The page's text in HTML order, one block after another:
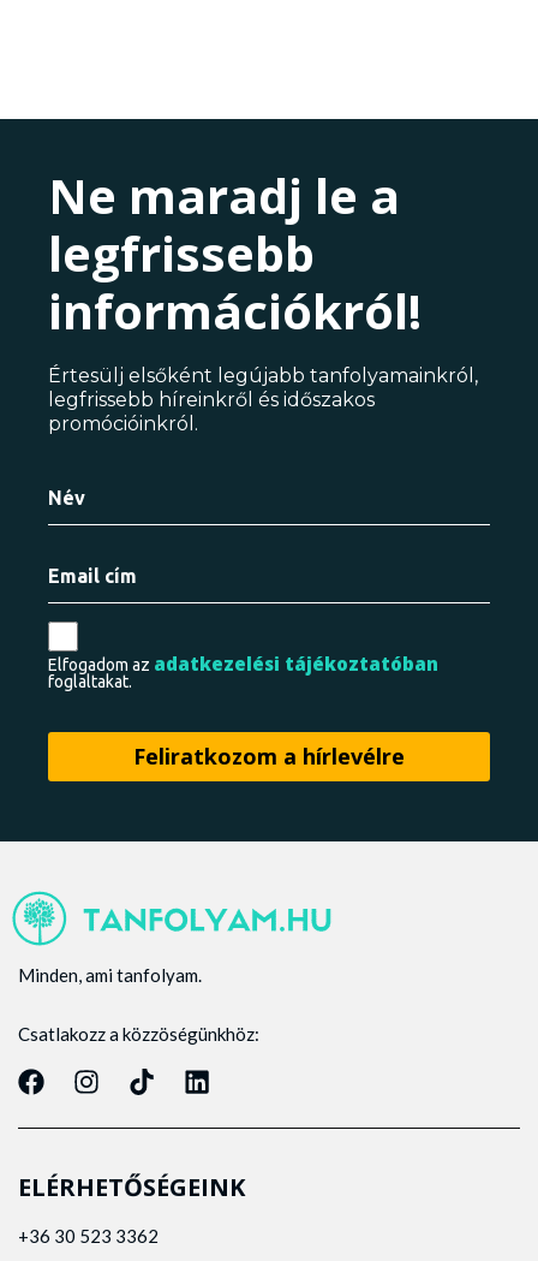
Ne maradj le a
legfrissebb
információkról!
Értesülj elsőként legújabb tanfolyamainkról,
legfrissebb híreinkről és időszakos
promócióinkról.
Elfogadom az adatkezelési tájékoztatóban
foglaltakat.
Minden, ami tanfolyam.
Csatlakozz a közzöségünkhöz:
ELÉRHETŐSÉGEINK
+36 30 523 3362